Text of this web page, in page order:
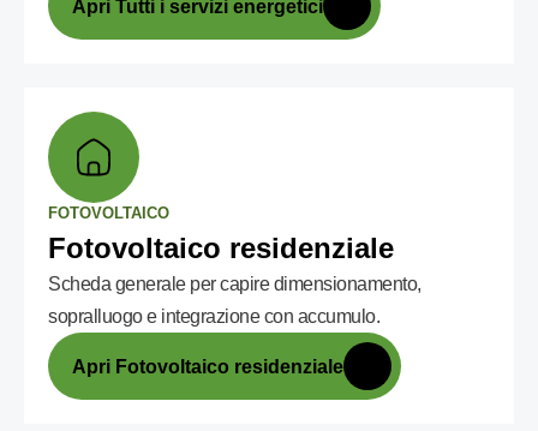
Apri Tutti i servizi energetici
FOTOVOLTAICO
Fotovoltaico residenziale
Scheda generale per capire dimensionamento,
sopralluogo e integrazione con accumulo.
Apri Fotovoltaico residenziale